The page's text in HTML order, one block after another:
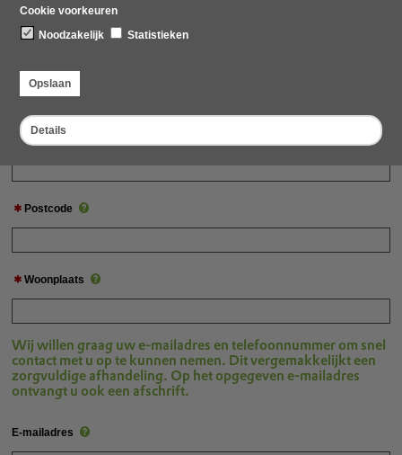
Cookie voorkeuren
Noodzakelijk
Statistieken
Opslaan
Details
Huisnummer
Postcode
Woonplaats
Wij willen graag uw e-mailadres en telefoonnummer om snel
contact met u op te kunnen nemen. Dit vergemakkelijkt een
zorgvuldige afhandeling. Op het opgegeven e-mailadres
ontvangt u ook een afschrift.
E-mailadres